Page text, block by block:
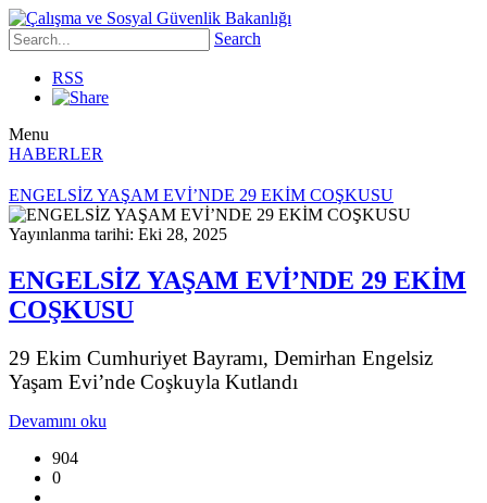
Search
RSS
Menu
HABERLER
ENGELSİZ YAŞAM EVİ’NDE 29 EKİM COŞKUSU
Yayınlanma tarihi: Eki 28, 2025
ENGELSİZ YAŞAM EVİ’NDE 29 EKİM
COŞKUSU
29 Ekim Cumhuriyet Bayramı, Demirhan Engelsiz
Yaşam Evi’nde Coşkuyla Kutlandı
Devamını oku
904
0